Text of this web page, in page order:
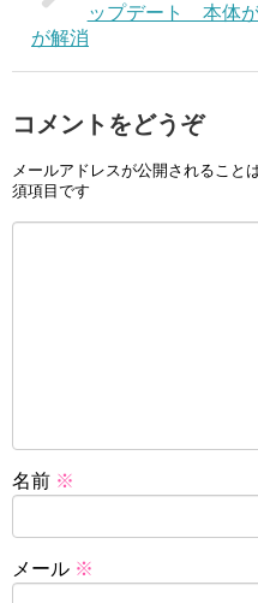
ップデート 本体
が解消
コメントをどうぞ
メールアドレスが公開されること
須項目です
名前 ※
メール ※